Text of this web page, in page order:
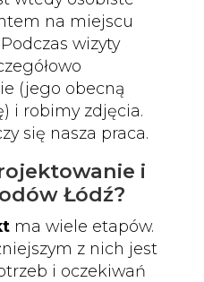
na miejscu
wizyty
(jego obecną
i robimy zdjęcia.
się nasza praca.
i
Łódź?
ma wiele etapów.
z nich jest
i oczekiwań